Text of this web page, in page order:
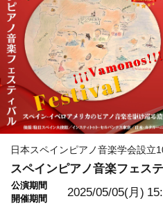
日本スペインピアノ音楽学会設立
スペインピアノ音楽フェス
公演期間
開催期間
2025/05/05(月)